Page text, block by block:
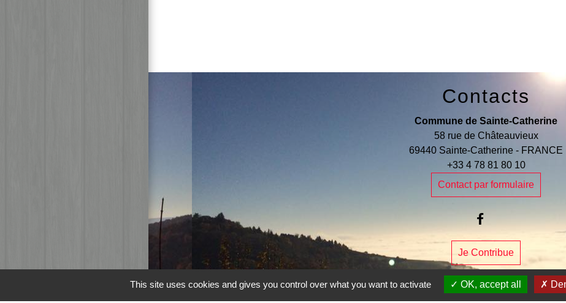
Contacts
Commune de Sainte-Catherine
58 rue de Châteauvieux
69440 Sainte-Catherine - FRANCE
+33 4 78 81 80 10
Contact par formulaire
Je Contribue
This site uses cookies and gives you control over what you want to activate OK, accept all